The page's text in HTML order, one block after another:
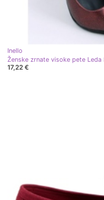
Inello
Ženske zrnate visoke pete Leda
17,22 €